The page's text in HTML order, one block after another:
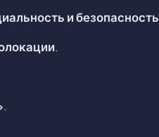
и безопасность
.
.